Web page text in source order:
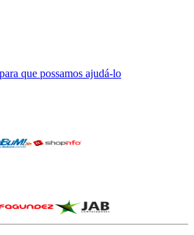
que possamos ajudá-lo